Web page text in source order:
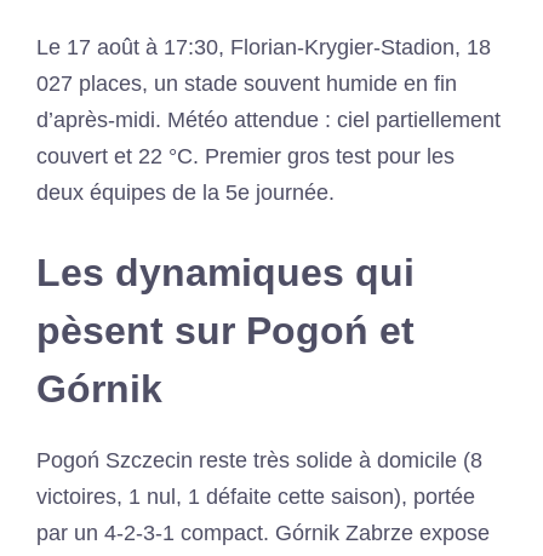
Le 17 août à 17:30, Florian-Krygier-Stadion, 18
027 places, un stade souvent humide en fin
d’après-midi. Météo attendue : ciel partiellement
couvert et 22 °C. Premier gros test pour les
deux équipes de la 5e journée.
Les dynamiques qui
pèsent sur Pogoń et
Górnik
Pogoń Szczecin reste très solide à domicile (8
victoires, 1 nul, 1 défaite cette saison), portée
par un 4-2-3-1 compact. Górnik Zabrze expose